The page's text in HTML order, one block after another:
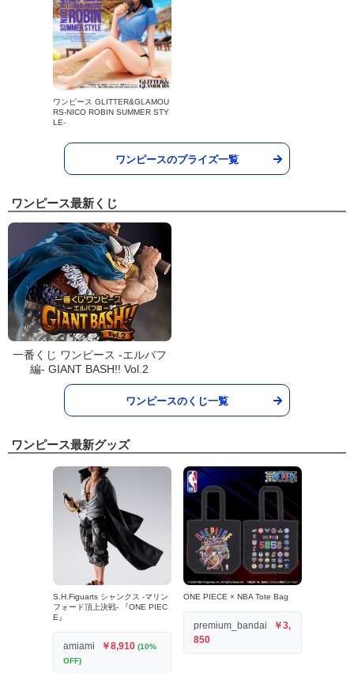
ワンピース GLITTER&GLAMOU
RS-NICO ROBIN SUMMER STY
LE-
ワンピースのプライズ一覧
ワンピース最新くじ
一番くじ ワンピース -エルバフ
編- GIANT BASH!! Vol.2
ワンピースのくじ一覧
ワンピース最新グッズ
S.H.Figuarts シャンクス -マリン
フォード頂上決戦- 『ONE PIEC
E』
amiami ￥8,910 (10%
OFF)
ONE PIECE × NBA Tote Bag
premium_bandai
￥3,
850